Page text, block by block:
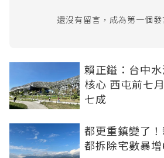
還沒有留言，成為第一個發
賴正鎰：台中
核心 西屯前七
七成
都更重鎮變了
都拆除宅數暴